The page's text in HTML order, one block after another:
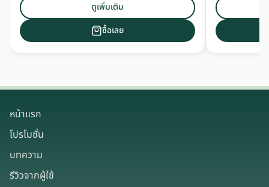
ดูเพิ่มเติม
ซื้อเลย
หน้าแรก
โปรโมชั่น
บทความ
รีวิวจากผู้ใช้